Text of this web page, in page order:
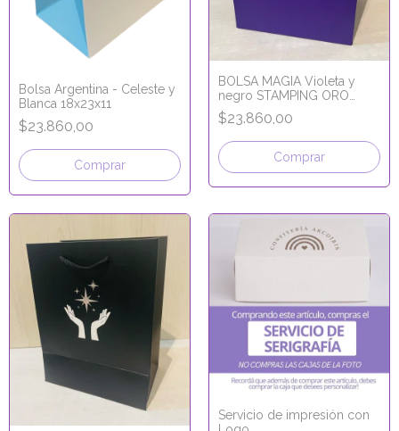
Bolsa Argentina - Celeste y
Blanca 18x23x11
$23.860,00
Comprar
BOLSA MAGIA Violeta y
negro STAMPING ORO
18x23x11
$23.860,00
Comprar
Servicio de impresión con